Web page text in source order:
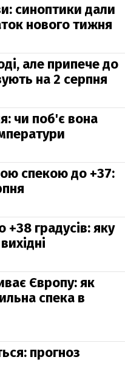
синоптики дали
нового тижня
але припече до
на 2 серпня
чи поб'є вона
спекою до +37:
+38 градусів: яку
Європу: як
спека в
прогноз